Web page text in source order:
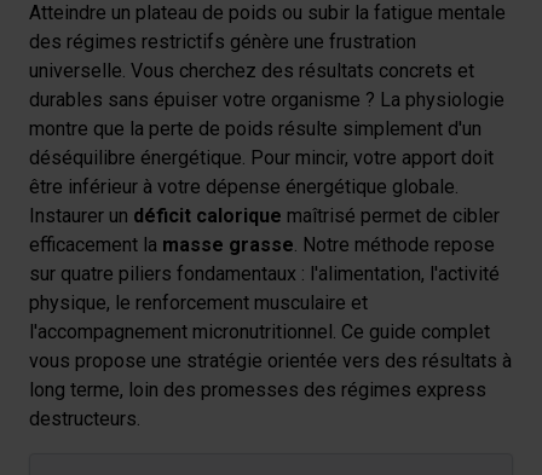
Atteindre un plateau de poids ou subir la fatigue mentale
des régimes restrictifs génère une frustration
universelle. Vous cherchez des résultats concrets et
durables sans épuiser votre organisme ? La physiologie
montre que la perte de poids résulte simplement d'un
déséquilibre énergétique. Pour mincir, votre apport doit
être inférieur à votre dépense énergétique globale.
Instaurer un déficit calorique maîtrisé permet de cibler
efficacement la masse grasse. Notre méthode repose
sur quatre piliers fondamentaux : l'alimentation, l'activité
physique, le renforcement musculaire et
l'accompagnement micronutritionnel. Ce guide complet
vous propose une stratégie orientée vers des résultats à
long terme, loin des promesses des régimes express
destructeurs.